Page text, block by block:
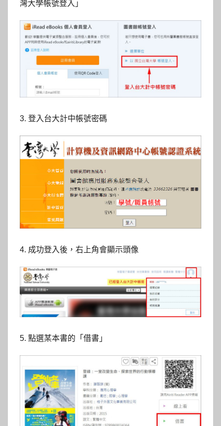
灣大學帳號登入」
3. 登入台大計中帳號密碼
4. 成功登入後，右上角會顯示頭像
5. 點選某本書的「借書」